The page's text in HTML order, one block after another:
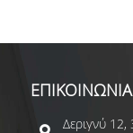
ΕΠΙΚΟΙΝΩΝΙΑ
Δεριγνύ